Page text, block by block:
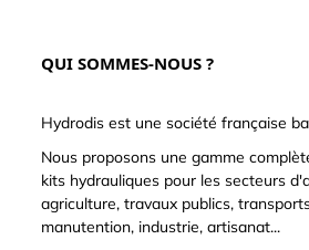
QUI SOMMES-NOUS ?
Hydrodis est une société française
Nous proposons une gamme
kits hydrauliques pour les secteurs
agriculture, travaux publics,
manutention, industrie, artisanat...